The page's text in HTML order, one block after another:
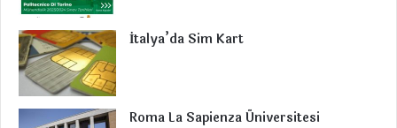
İtalya’da Sim Kart
Roma La Sapienza Üniversitesi